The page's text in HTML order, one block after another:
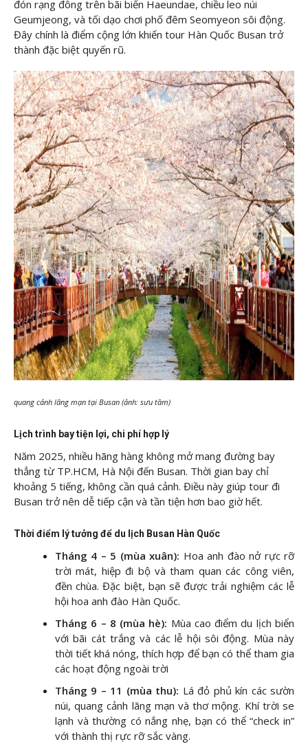
đón rạng đông trên bãi biển Haeundae, chiều leo núi
Geumjeong, và tối dạo chơi phố đêm Seomyeon sôi động.
Đây chính là điểm cộng lớn khiến tour Hàn Quốc Busan trở
thành đặc biệt quyến rũ.
quang cảnh lãng mạn tại Busan (ảnh: sưu tầm)
Lịch trình bay tiện lợi, chi phí hợp lý
Năm 2025, nhiều hãng hàng không mở mang đường bay
thẳng từ TP.HCM, Hà Nội đến Busan. Thời gian bay chỉ
khoảng 5 tiếng, không cần quá cảnh. Điều này giúp tour đi
Busan trở nên dễ tiếp cận và tần tiện hơn bao giờ hết.
Thời điểm lý tưởng để du lịch Busan Hàn Quốc
Tháng 4 – 5 (mùa xuân): Hoa anh đào nở rực rỡ
trời mát, hiệp đi bộ và tham quan các công viên,
đền chùa. Đặc biệt, bạn sẽ được trải nghiệm các lễ
hội hoa anh đào Hàn Quốc.
Tháng 6 – 8 (mùa hè): Mùa cao điểm du lịch biển
với bãi cát trắng và các lễ hội sôi động. Mùa này
thời tiết khá nóng, thích hợp để bạn có thể tham gia
các hoạt động ngoài trời
Tháng 9 – 11 (mùa thu): Lá đỏ phủ kín các sườn
núi, quang cảnh lãng mạn và thơ mộng. Khí trời se
lạnh và thường có nắng nhẹ, bạn có thể “check in”
với thành thị rực rỡ sắc vàng.